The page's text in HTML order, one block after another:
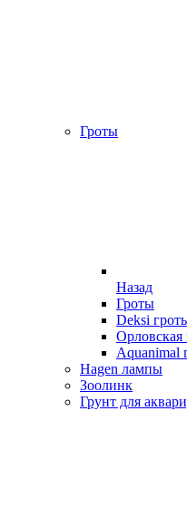
Гроты
Назад
Гроты
Deksi
Орловская
Aquanimal
Hagen лампы
Зоолинк
Грунт для